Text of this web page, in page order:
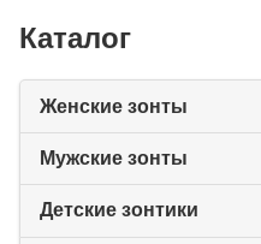
Каталог
Женские зонты
Мужские зонты
Детские зонтики